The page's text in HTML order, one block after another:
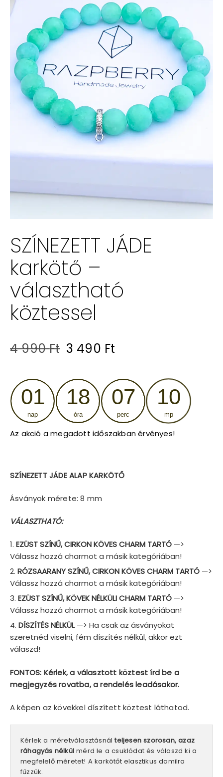
SZÍNEZETT JÁDE
karkötő –
választható
köztessel
4 990Ft Original
was:
4
990 Ft.
3 490 Ft
is:
3
490 Ft.
01
nap
18
óra
07
perc
10
mp
Az akció a megadott időszakban érvényes!
SZÍNEZETT JÁDE ALAP KARKÖTŐ
Ásványok mérete: 8 mm
VÁLASZTHATÓ:
EZÜST SZÍNŰ, CIRKON KÖVES CHARM TARTÓ —>
Válassz hozzá charmot a másik kategóriában!
RÓZSAARANY SZÍNŰ, CIRKON KÖVES CHARM TARTÓ —>
Válassz hozzá charmot a másik kategóriában!
EZÜST SZÍNŰ, KÖVEK NÉLKÜLI CHARM TARTÓ —>
Válassz hozzá charmot a másik kategóriában!
DÍSZÍTÉS NÉLKÜL—> Ha csak az ásványokat
szeretnéd viselni, fém díszítés nélkül, akkor ezt
válaszd!
FONTOS: Kérlek, a választott köztest írd be a
megjegyzés rovatba, a rendelés leadásakor.
A képen az kövekkel díszített köztest láthatod.
Kérlek a méretválasztásnálteljesen szorosan, azaz
ráhagyás nélkül mérd le a csuklódat és válaszd ki a
megfelelő méretet! A karkötőt elasztikus damilra
fűzzük.